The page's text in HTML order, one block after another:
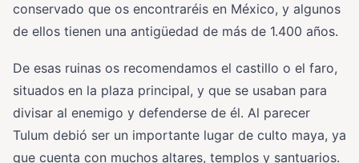
conservado que os encontraréis en México, y algunos
de ellos tienen una antigüedad de más de 1.400 años.
De esas ruinas os recomendamos el castillo o el faro,
situados en la plaza principal, y que se usaban para
divisar al enemigo y defenderse de él. Al parecer
Tulum debió ser un importante lugar de culto maya, ya
que cuenta con muchos altares, templos y santuarios.